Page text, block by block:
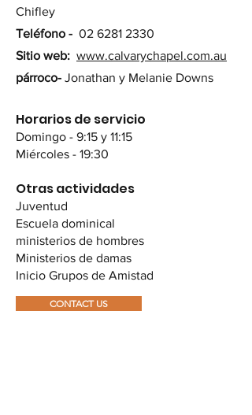
Chifley
Teléfono - 02 6281 2330
Sitio web: www.calvarychapel.com.au
párroco- Jonathan y Melanie Downs
Horarios de servicio
Domingo - 9:15 y 11:15
Miércoles - 19:30
Otras actividades
Juventud
Escuela dominical
ministerios de hombres
Ministerios de damas
Inicio Grupos de Amistad
CONTACT US